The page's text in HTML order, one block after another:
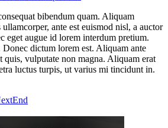
bibendum quam. Aliquam
ante est euismod nisl, a auctor
eget augue id lorem interdum pretium.
dictum lorem est. Aliquam ante
quis, vulputate non magna. Aliquam erat
luctus turpis, ut varius mi tincidunt in.
End